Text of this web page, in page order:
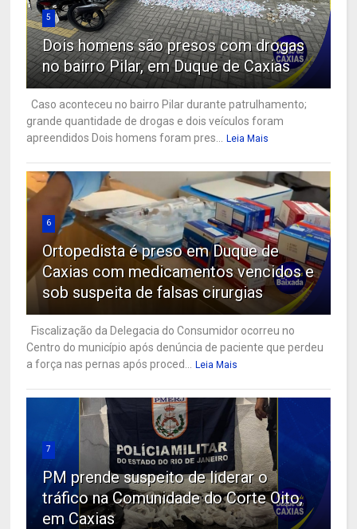
5
Dois homens são presos com drogas
no bairro Pilar, em Duque de Caxias
Caso aconteceu no bairro Pilar durante patrulhamento;
grande quantidade de drogas e dois veículos foram
apreendidos Dois homens foram pres...
Leia Mais
6
Ortopedista é preso em Duque de
Caxias com medicamentos vencidos e
sob suspeita de falsas cirurgias
Fiscalização da Delegacia do Consumidor ocorreu no
Centro do município após denúncia de paciente que perdeu
a força nas pernas após proced...
Leia Mais
7
PM prende suspeito de liderar o
tráfico na Comunidade do Corte Oito,
em Caxias